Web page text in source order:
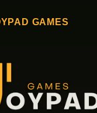
As
na
página
do
GAMES